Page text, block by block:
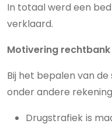
In totaal werd een
verklaard.
Motivering rechtbank
Bij het bepalen van
onder andere
Drugstrafiek is